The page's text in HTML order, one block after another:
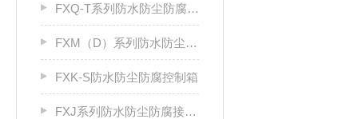
FXQ-T系列防水防尘防腐动力（电磁）起动箱
FXM（D）系列防水防尘防腐照明（动力）配电箱
FXK-S防水防尘防腐控制箱
FXJ系列防水防尘防腐接线箱